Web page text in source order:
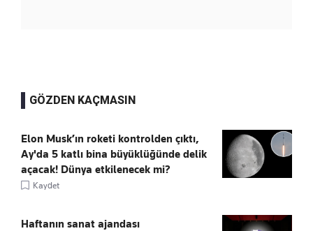
GÖZDEN KAÇMASIN
Elon Musk’ın roketi kontrolden çıktı,
Ay'da 5 katlı bina büyüklüğünde delik
açacak! Dünya etkilenecek mi?
Kaydet
Haftanın sanat ajandası